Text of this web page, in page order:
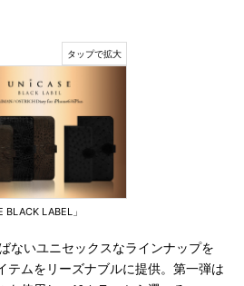
BLACK LABEL」
ないユニセックスなラインナップを
テムをリーズナブルに提供。第一弾は